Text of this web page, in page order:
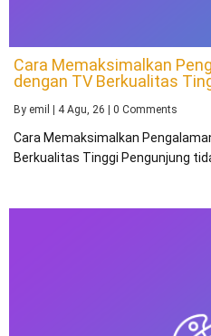
Cara Memaksimalkan
dengan TV Berkualitas
By emil 4 Agu, 26 0 Comments
Cara Memaksimalkan
Berkualitas Tinggi Pengunjung